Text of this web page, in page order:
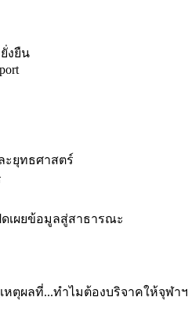
งยืน
ะยุทธศาสตร์
ดเผยข้อมูลสู่สาธารณะ
เหตุผลที่...ทำไมต้องบริจาคให้จุฬาฯ